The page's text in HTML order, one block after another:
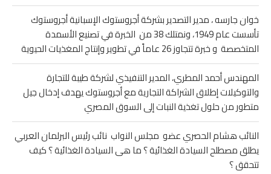
خوان جارسه ، مدير التصدير بشركة أجروستوك الإسبانية أجروستوك
تأسست عام 1949، ونمتلك 38 من الخبرة في تصنيع الأسمدة
المتخصصة و خبرة تتجاوز 26 عاماً في تطوير وإنتاج المغذيات الحيوية
المهندس أحمد المطري، المدير التنفيذي لشركة طيبة للتجارة
والتوكيلات إطلاق الشراكة التجارية مع أجروستوك يهدف إدخال جيل
متطور من حلول تغذية النبات إلى السوق المصري
النائب هشام الحصري عضو مجلس النواب نائب رئيس البرلمان العربي
يطلق مصطلح السيادة الغذائية ؟ ما هى السيادة الغذائية ؟ كيف
تتحقق ؟